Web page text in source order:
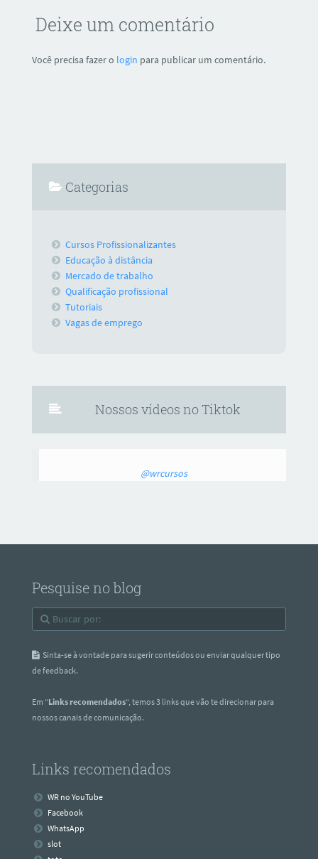
Deixe um comentário
Você precisa fazer o login para publicar um comentário.
Categorias
Cursos Profissionalizantes
Educação à distância
Mercado de trabalho
Qualificação profissional
Tutoriais
Vagas de emprego
Nossos vídeos no Tiktok
@wrcursos
Pesquise no blog
Sinta-se à vontade para sugerir conteúdos ou enviar qualquer tipo
de feedback.
Em “Links recomendados“, temos 3 links que vão te direcionar para
nossos canais de comunicação.
Links recomendados
WR no YouTube
Facebook
WhatsApp
slot